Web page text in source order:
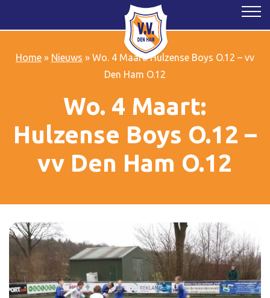
Home» Nieuws » Wo. 4 Maart: Hulzense Boys O.12 – vv
Den Ham O.12
Wo. 4 Maart:
Hulzense Boys O.12 –
vv Den Ham O.12